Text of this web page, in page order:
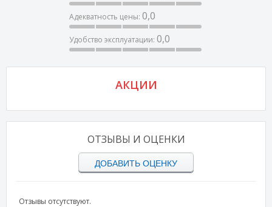
Адекватность цены: 0,0
Удобство эксплуатации: 0,0
АКЦИИ
ОТЗЫВЫ И ОЦЕНКИ
ДОБАВИТЬ ОЦЕНКУ
Отзывы отсутствуют.